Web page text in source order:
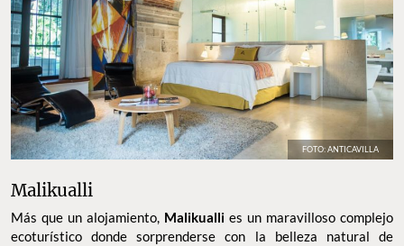
FOTO: ANTICAVILLA
Malikualli
Más que un alojamiento, Malikualli es un maravilloso complejo
ecoturístico donde sorprenderse con la belleza natural de